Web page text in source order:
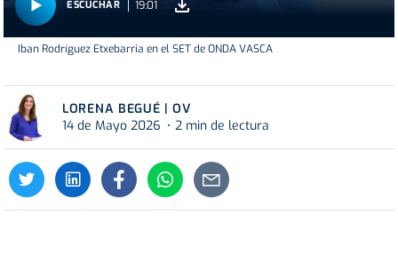
ESCUCHAR 19:01
Iban Rodríguez Etxebarria en el SET de ONDA VASCA
LORENA BEGUÉ | OV
14 de Mayo 2026
2 min de lectura